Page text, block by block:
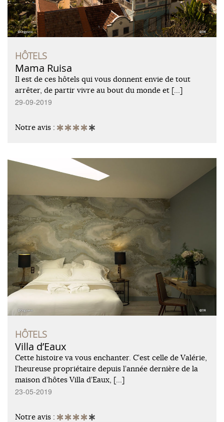
HÔTELS
Mama Ruisa
Il est de ces hôtels qui vous donnent envie de tout
arrêter, de partir vivre au bout du monde et […]
29-09-2019
Notre avis :
HÔTELS
Villa d’Eaux
Cette histoire va vous enchanter. C’est celle de Valérie,
l’heureuse propriétaire depuis l’année dernière de la
maison d’hôtes Villa d’Eaux, […]
23-05-2019
Notre avis :